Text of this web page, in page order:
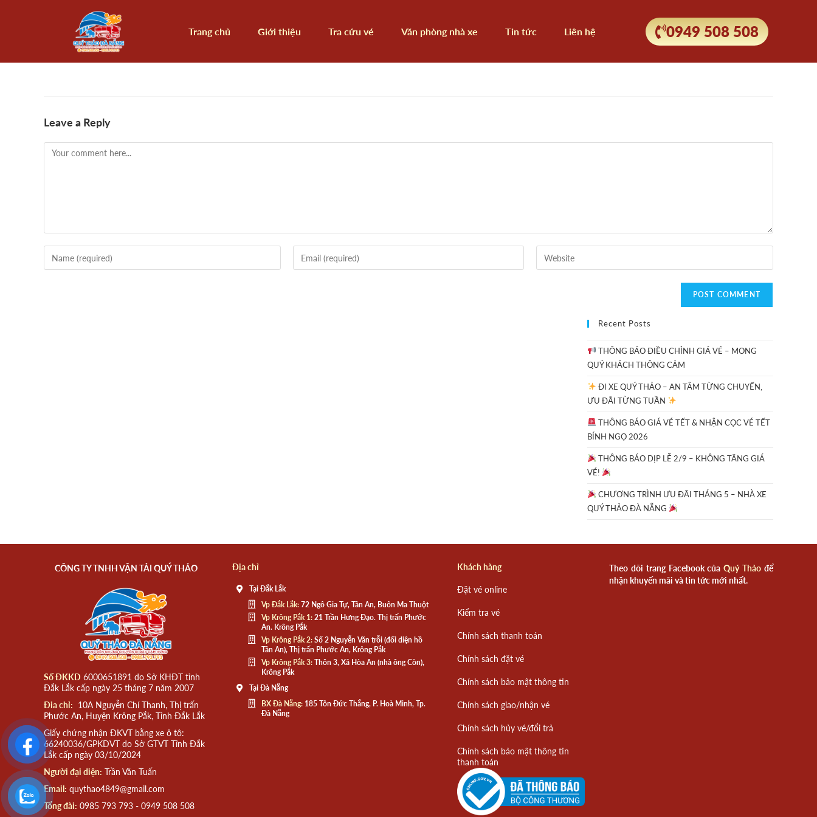
Trang chủ Giới thiệu Tra cứu vé Văn phòng nhà xe Tin tức Liên hệ 0949 508 508
Leave a Reply
Recent Posts
THÔNG BÁO ĐIỀU CHỈNH GIÁ VÉ – MONG
QUÝ KHÁCH THÔNG CẢM
ĐI XE QUÝ THẢO – AN TÂM TỪNG CHUYẾN,
ƯU ĐÃI TỪNG TUẦN
THÔNG BÁO GIÁ VÉ TẾT & NHẬN CỌC VÉ TẾT
BÍNH NGỌ 2026
THÔNG BÁO DỊP LỄ 2/9 – KHÔNG TĂNG GIÁ
VÉ!
CHƯƠNG TRÌNH ƯU ĐÃI THÁNG 5 – NHÀ XE
QUÝ THẢO ĐÀ NẴNG
CÔNG TY TNHH VẬN TẢI QUÝ THẢO
Số ĐKKD 6000651891 do Sở KHĐT tỉnh
Đắk Lắk cấp ngày 25 tháng 7 năm 2007
Đia chỉ: 10A Nguyễn Chí Thanh, Thị trấn
Phước An, Huyện Krông Pắk, Tỉnh Đắk Lắk
Giấy chứng nhận ĐKVT bằng xe ô tô:
66240036/GPKDVT do Sở GTVT Tỉnh Đắk
Lắk cấp ngày 03/10/2024
Người đại diện: Trần Văn Tuấn
Email: quythao4849@gmail.com
Tổng đài: 0985 793 793 - 0949 508 508
Địa chỉ
Tại Đắk Lắk
Vp Đắk Lắk:72 Ngô Gia Tự, Tân An, Buôn Ma Thuột
Vp Krông Pắk 1:21 Trần Hưng Đạo. Thị trấn Phước
An. Krông Pắk
Vp Krông Pắk 2:Số 2 Nguyễn Văn trỗi (đối diện hồ
Tân An), Thị trấn Phước An, Krông Pắk
Vp Krông Pắk 3:Thôn 3, Xã Hòa An (nhà ông Còn),
Krông Pắk
Tại Đà Nẵng
BX Đà Nẵng:185 Tôn Đức Thắng, P. Hoà Minh, Tp.
Đà Nẵng
Khách hàng
Đặt vé online
Kiểm tra vé
Chính sách thanh toán
Chính sách đặt vé
Chính sách bảo mật thông tin
Chính sách giao/nhận vé
Chính sách hủy vé/đổi trả
Chính sách bảo mật thông tin
thanh toán
Theo dõi trang Facebook củaQuý Thảo để
nhận khuyến mãi và tin tức mới nhất.